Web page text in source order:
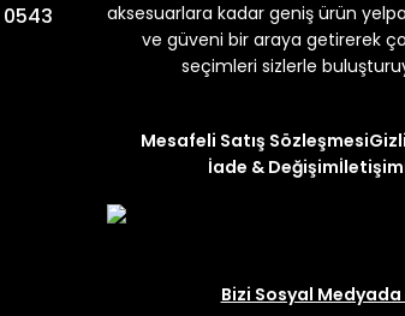
0543
aksesuarlara kadar geniş ürün
ve güveni bir araya getirerek
seçimleri sizlerle
Mesafeli Satış Sözleşmesi
İade & Değişimİletişim
Bizi Sosyal Medyada